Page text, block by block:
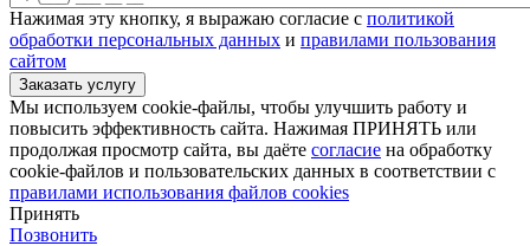
Нажимая эту кнопку, я выражаю согласие с политикой
обработки персональных данных и правилами пользования
сайтом
Мы используем cookie-файлы, чтобы улучшить работу и
повысить эффективность сайта. Нажимая ПРИНЯТЬ или
продолжая просмотр сайта, вы даёте согласие на обработку
cookie-файлов и пользовательских данных в соответствии с
правилами использования файлов cookies
Принять
Позвонить